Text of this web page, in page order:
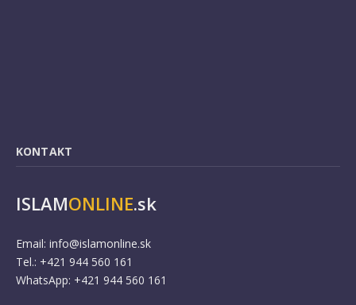
KONTAKT
ISLAMONLINE.sk
Email: info@islamonline.sk
Tel.: +421 944 560 161
WhatsApp: +421 944 560 161